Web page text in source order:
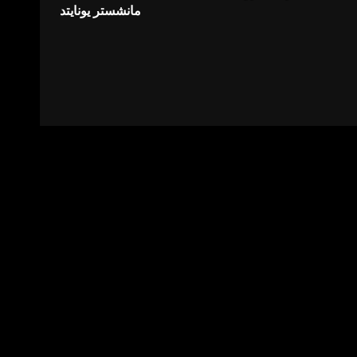
مانشستر يونايتد